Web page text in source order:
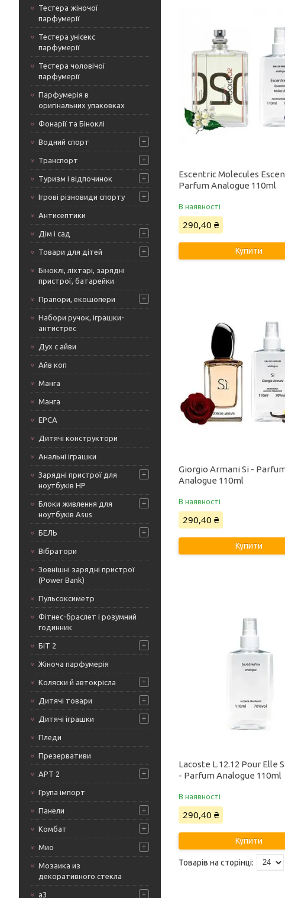
Тестера жіночої
парфумерії
Тестера унісекс
парфумерії
Тестера чоловічої
парфумерії
Парфумерія в
оригінальних упаковках
Фонарії та Біноклі
Водний спорт
Транспорт
Туризм і відпочинок
Ігрові різновиди спорту
Антисептики
Дім і сад
Товари для дітей
Біноклі, ліхтарі, зарядні
пристрої, батарейки
Прапори, екошопери
Набори ручок, іграшки-
антистрес
Дух с айви
Айв коп
Манга
Манга
ЕРСА
Дитячі конструктори
Анальні іграшки
Зарядні пристрої для
ноутбуків HP
Блоки живлення для
ноутбуків Asus
БЕЛЬ
Вібратори
Зовнішні зарядні пристрої
(Power Bank)
Пульсоксиметр
Фітнес-браслет і розумний
годинник
БІТ 2
Жіноча парфумерія
Коляски й автокрісла
Дитячі товари
Дитячі іграшки
Пледи
Презервативи
АРТ 2
Група імпорт
Панели
Комбат
Мио
Мозаика из
декоративного стекла
а3
Escentric Molecules
Parfum Analogue 110ml
В наявності
290,40 ₴
Купити
Giorgio Armani Si -
Analogue 110ml
В наявності
290,40 ₴
Купити
Lacoste L.12.12 Pour Elle
- Parfum Analogue 110ml
В наявності
290,40 ₴
Купити